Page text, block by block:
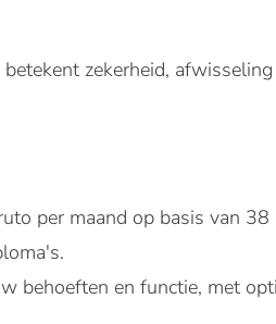
zekerheid,
per maand op basis van
behoeften en functie, met